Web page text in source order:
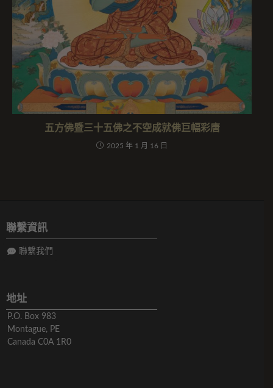
五方佛暨三十五佛之不空成就佛巨幅彩唐
2025 年 1 月 16 日
聯繫資訊
聯繫我們
地址
P.O. Box 983
Montague, PE
Canada C0A 1R0